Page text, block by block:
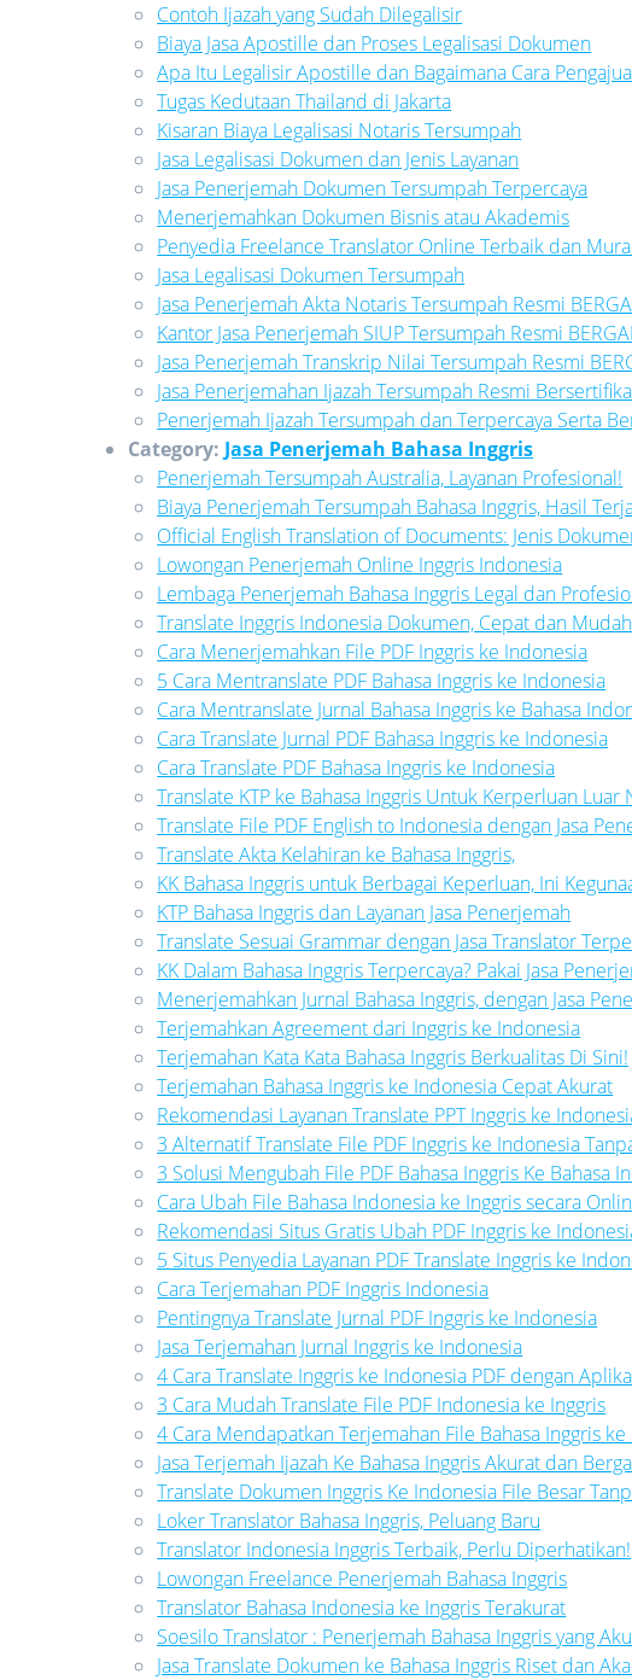
Contoh Ijazah yang Sudah Dilegalisir
Biaya Jasa Apostille dan Proses Legalisasi Dokumen
Apa Itu Legalisir Apostille dan Bagaimana Cara
Tugas Kedutaan Thailand di Jakarta
Kisaran Biaya Legalisasi Notaris Tersumpah
Jasa Legalisasi Dokumen dan Jenis Layanan
Jasa Penerjemah Dokumen Tersumpah Terpercaya
Menerjemahkan Dokumen Bisnis atau Akademis
Penyedia Freelance Translator Online Terbaik dan
Jasa Legalisasi Dokumen Tersumpah
Jasa Penerjemah Akta Notaris Tersumpah Resmi
Kantor Jasa Penerjemah SIUP Tersumpah Resmi
Jasa Penerjemah Transkrip Nilai Tersumpah Resmi
Jasa Penerjemahan Ijazah Tersumpah Resmi
Penerjemah Ijazah Tersumpah dan Terpercaya Serta
Category: Jasa Penerjemah Bahasa Inggris
Penerjemah Tersumpah Australia, Layanan Profesional!
Biaya Penerjemah Tersumpah Bahasa Inggris, Hasil
Official English Translation of Documents: Jenis
Lowongan Penerjemah Online Inggris Indonesia
Lembaga Penerjemah Bahasa Inggris Legal dan
Translate Inggris Indonesia Dokumen, Cepat dan Mudah
Cara Menerjemahkan File PDF Inggris ke Indonesia
5 Cara Mentranslate PDF Bahasa Inggris ke Indonesia
Cara Mentranslate Jurnal Bahasa Inggris ke Bahasa
Cara Translate Jurnal PDF Bahasa Inggris ke Indonesia
Cara Translate PDF Bahasa Inggris ke Indonesia
Translate KTP ke Bahasa Inggris Untuk Kerperluan Luar
Translate File PDF English to Indonesia dengan Jasa
Translate Akta Kelahiran ke Bahasa Inggris,
KK Bahasa Inggris untuk Berbagai Keperluan, Ini
KTP Bahasa Inggris dan Layanan Jasa Penerjemah
Translate Sesuai Grammar dengan Jasa Translator
KK Dalam Bahasa Inggris Terpercaya? Pakai Jasa
Menerjemahkan Jurnal Bahasa Inggris, dengan Jasa
Terjemahkan Agreement dari Inggris ke Indonesia
Terjemahan Kata Kata Bahasa Inggris Berkualitas Di Sini!
Terjemahan Bahasa Inggris ke Indonesia Cepat Akurat
Rekomendasi Layanan Translate PPT Inggris ke
3 Alternatif Translate File PDF Inggris ke Indonesia
3 Solusi Mengubah File PDF Bahasa Inggris Ke Bahasa
Cara Ubah File Bahasa Indonesia ke Inggris secara
Rekomendasi Situs Gratis Ubah PDF Inggris ke
5 Situs Penyedia Layanan PDF Translate Inggris ke
Cara Terjemahan PDF Inggris Indonesia
Pentingnya Translate Jurnal PDF Inggris ke Indonesia
Jasa Terjemahan Jurnal Inggris ke Indonesia
4 Cara Translate Inggris ke Indonesia PDF dengan
3 Cara Mudah Translate File PDF Indonesia ke Inggris
4 Cara Mendapatkan Terjemahan File Bahasa Inggris
Jasa Terjemah Ijazah Ke Bahasa Inggris Akurat dan
Translate Dokumen Inggris Ke Indonesia File Besar
Loker Translator Bahasa Inggris, Peluang Baru
Translator Indonesia Inggris Terbaik, Perlu Diperhatikan!
Lowongan Freelance Penerjemah Bahasa Inggris
Translator Bahasa Indonesia ke Inggris Terakurat
Soesilo Translator : Penerjemah Bahasa Inggris yang
Jasa Translate Dokumen ke Bahasa Inggris Riset dan